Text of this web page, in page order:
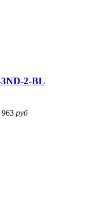
2-BL
963 руб